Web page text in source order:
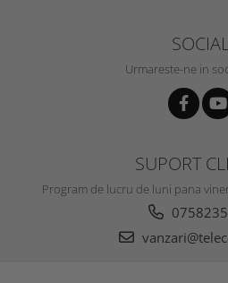
Urmareste-ne in
SUPORT
Program de lucru de luni pana